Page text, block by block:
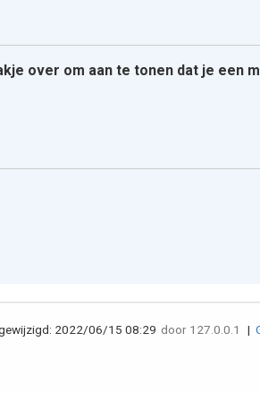
over om aan te tonen dat je een
2022/06/15 08:29 door 127.0.0.1 |